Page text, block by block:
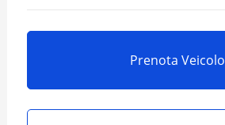
Prenota Veicolo